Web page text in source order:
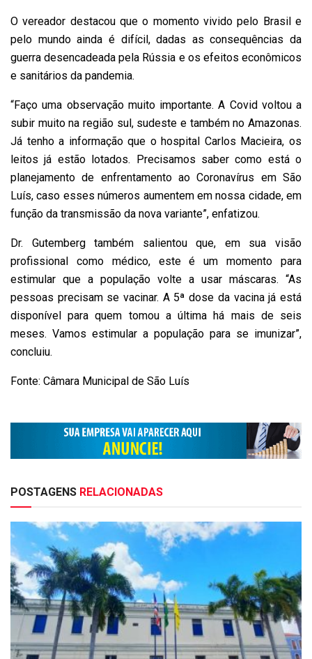
O vereador destacou que o momento vivido pelo Brasil e
pelo mundo ainda é difícil, dadas as consequências da
guerra desencadeada pela Rússia e os efeitos econômicos
e sanitários da pandemia.
“Faço uma observação muito importante. A Covid voltou a
subir muito na região sul, sudeste e também no Amazonas.
Já tenho a informação que o hospital Carlos Macieira, os
leitos já estão lotados. Precisamos saber como está o
planejamento de enfrentamento ao Coronavírus em São
Luís, caso esses números aumentem em nossa cidade, em
função da transmissão da nova variante”, enfatizou.
Dr. Gutemberg também salientou que, em sua visão
profissional como médico, este é um momento para
estimular que a população volte a usar máscaras. “As
pessoas precisam se vacinar. A 5ª dose da vacina já está
disponível para quem tomou a última há mais de seis
meses. Vamos estimular a população para se imunizar”,
concluiu.
Fonte: Câmara Municipal de São Luís
POSTAGENS RELACIONADAS